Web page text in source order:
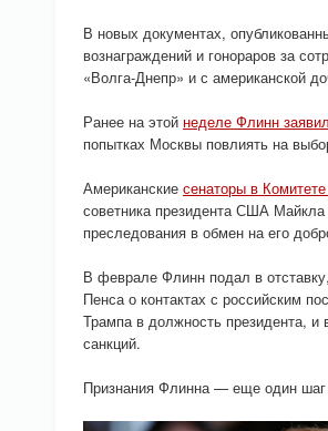
В новых документах,
вознаграждений и гонораров за
«Волга-Днепр» и с американской
Ранее на этой неделе Флинн заявил
попытках Москвы повлиять на
Американские сенаторы в
советника президента США
преследования в обмен на его
В феврале Флинн подал в
Пенса о контактах с российским
Трампа в должность президента, и
санкций.
Признания Флинна — еще один шаг